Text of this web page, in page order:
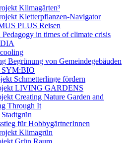
Klimagärten³
Kletterpflanzen-Navigator
PLUS Reisen
Pedagogy in times of climate crisis
Begrünung von Gemeindegebäuden
SYM:BIO
Schmetterlinge fördern
LIVING GARDENS
Creating Nature Garden and
Through It
für HobbygärtnerInnen
Klimagrün
Grün.Raum